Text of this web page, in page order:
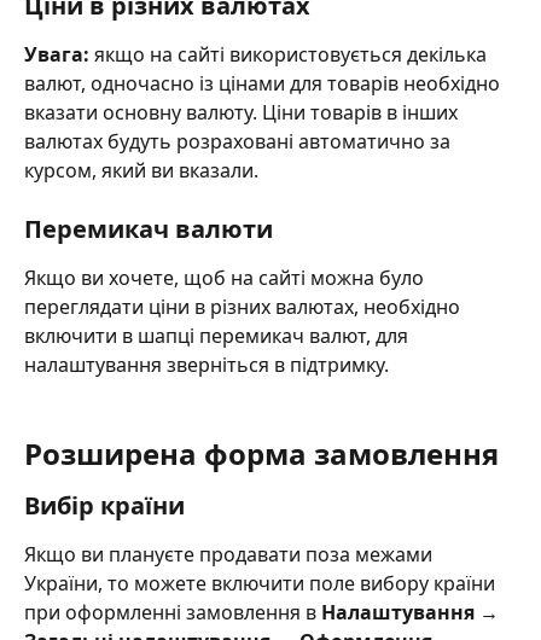
Увага: якщо на сайті використовується декілька
валют, одночасно із цінами для товарів необхідно
вказати основну валюту. Ціни товарів в інших
валютах будуть розраховані автоматично за
курсом, який ви вказали.
Перемикач валюти
Якщо ви хочете, щоб на сайті можна було
переглядати ціни в різних валютах, необхідно
включити в шапці перемикач валют, для
налаштування зверніться в підтримку.
Розширена форма замовлення
Вибір країни
Якщо ви плануєте продавати поза межами
України, то можете включити поле вибору країни
при оформленні замовлення в Налаштування →